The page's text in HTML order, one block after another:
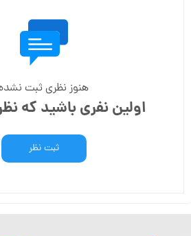
هنوز نظری ثبت
اولین نفری باشید که
ثبت نظر